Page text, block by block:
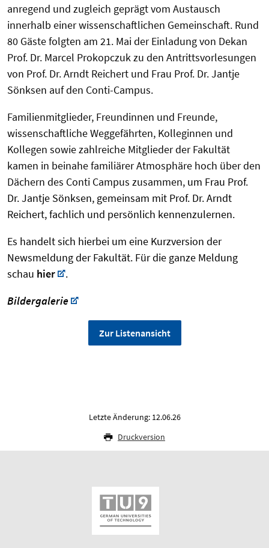
anregend und zugleich geprägt vom Austausch
innerhalb einer wissenschaftlichen Gemeinschaft. Rund
80 Gäste folgten am 21. Mai der Einladung von Dekan
Prof. Dr. Marcel Prokopczuk zu den Antrittsvorlesungen
von Prof. Dr. Arndt Reichert und Frau Prof. Dr. Jantje
Sönksen auf den Conti-Campus.
Familienmitglieder, Freundinnen und Freunde,
wissenschaftliche Weggefährten, Kolleginnen und
Kollegen sowie zahlreiche Mitglieder der Fakultät
kamen in beinahe familiärer Atmosphäre hoch über den
Dächern des Conti Campus zusammen, um Frau Prof.
Dr. Jantje Sönksen, gemeinsam mit Prof. Dr. Arndt
Reichert, fachlich und persönlich kennenzulernen.
Es handelt sich hierbei um eine Kurzversion der
Newsmeldung der Fakultät. Für die ganze Meldung
schau hier
.
Bildergalerie
Zur Listenansicht
Letzte Änderung: 12.06.26
Druckversion